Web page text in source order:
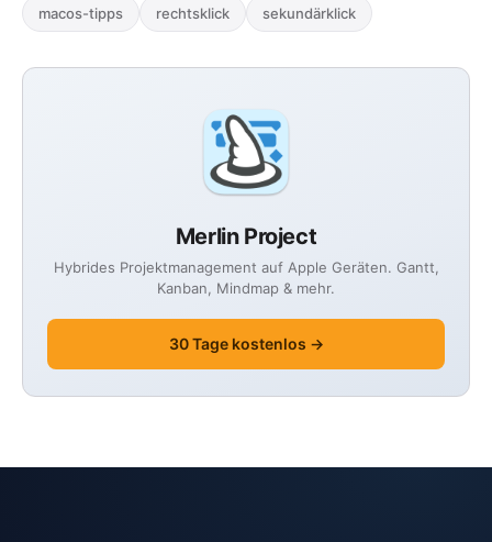
Merlin Project
Hybrides Projektmanagement auf Apple Geräten. Gantt,
Kanban, Mindmap & mehr.
30 Tage kostenlos →
macos-tipps rechtsklick sekundärklick